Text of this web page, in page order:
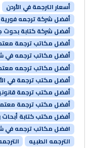
أسعار الترجمة في الأردن
أفضل شركة ترجمه فورية
أفضل شركة كتابة بحوث
أفضل مكاتب ترجمة
أفضل مكاتب ترجمه في
أفضل مكاتب ترجمه
أفضل مكتب ترجمة في
أفضل مكتب ترجمة
أفضل مكتب ترجمة
أفضل مكتب كتابة
افضل مكاتب ترجمه في
الترجمه الطبيه